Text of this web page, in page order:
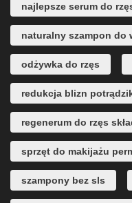
najlepsze serum do
naturalny szampon do
odżywka do rzęs
redukcja blizn
regenerum do rzęs
sprzęt do makijażu
szampony bez sls